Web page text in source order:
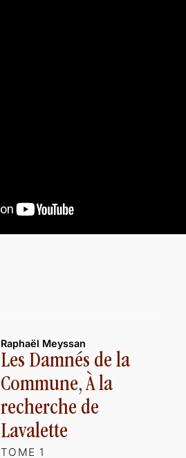
Raphaël Meyssan
Les Damnés de la
Commune, À la
recherche de
Lavalette
TOME 1